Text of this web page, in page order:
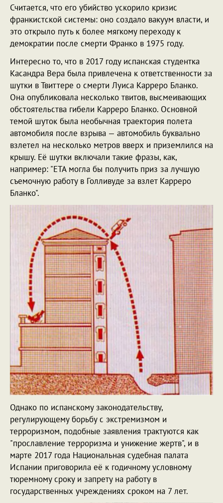
Считается, что его убийство ускорило кризис
франкистской системы: оно создало вакуум власти, и
это открыло путь к более мягкому переходу к
демократии после смерти Франко в 1975 году.
Интересно то, что в 2017 году испанская студентка
Касандра Вера была привлечена к ответственности за
шутки в Твиттере о смерти Луиса Карреро Бланко.
Она опубликовала несколько твитов, высмеивающих
обстоятельства гибели Карреро Бланко. Основной
темой шуток была необычная траектория полета
автомобиля после взрыва — автомобиль буквально
взлетел на несколько метров вверх и приземлился на
крышу. Её шутки включали такие фразы, как,
например: "ETA могла бы получить приз за лучшую
съемочную работу в Голливуде за взлет Карреро
Бланко".
Однако по испанскому законодательству,
регулирующему борьбу с экстремизмом и
терроризмом, подобные заявления трактуются как
"прославление терроризма и унижение жертв", и в
марте 2017 года Национальная судебная палата
Испании приговорила её к годичному условному
тюремному сроку и запрету на работу в
государственных учреждениях сроком на 7 лет.